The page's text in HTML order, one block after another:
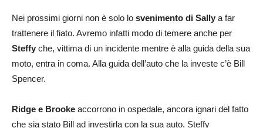
Nei prossimi giorni non è solo lo svenimento di Sally a far
trattenere il fiato. Avremo infatti modo di temere anche per
Steffy che, vittima di un incidente mentre è alla guida della sua
moto, entra in coma. Alla guida dell’auto che la investe c’è Bill
Spencer.
Ridge e Brooke accorrono in ospedale, ancora ignari del fatto
che sia stato Bill ad investirla con la sua auto. Steffy